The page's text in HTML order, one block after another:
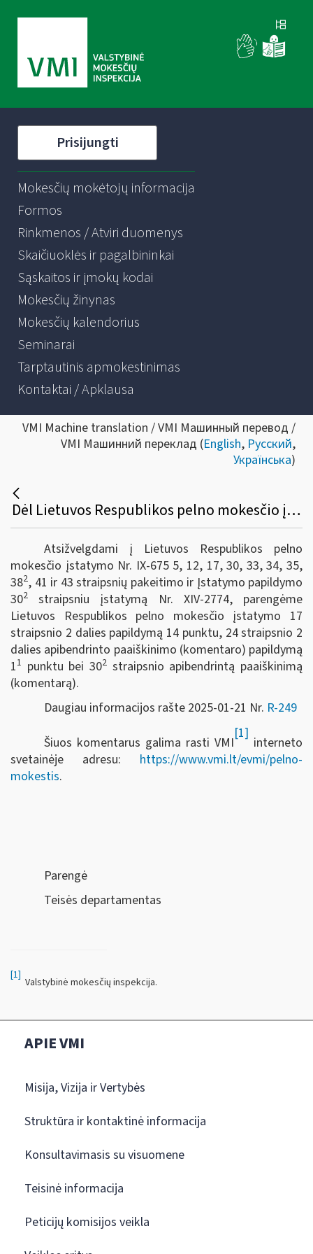
Prisijungti
Mokesčių mokėtojų informacija
Formos
Rinkmenos / Atviri duomenys
Skaičiuoklės ir pagalbininkai
Sąskaitos ir įmokų kodai
Mokesčių žinynas
Mokesčių kalendorius
Seminarai
Tarptautinis apmokestinimas
Kontaktai / Apklausa
VMI Machine translation / VMI Машинный перевод /
VMI Машинний переклад (English, Русский,
Українська)
Dėl Lietuvos Respublikos pelno mokesčio įstatymo 17 straipsnio 2 dalies 14 punkto, 24 straipsnio 2 dalies bei 30-2 straipsnio apibendrintų paaiškinimų (komentarų) pakeitimų
Atsižvelgdami į Lietuvos Respublikos pelno
mokesčio įstatymo Nr. IX-675 5, 12, 17, 30, 33, 34, 35,
382, 41 ir 43 straipsnių pakeitimo ir Įstatymo papildymo
302
straipsniu įstatymą Nr. XIV-2774, parengėme
Lietuvos Respublikos pelno mokesčio įstatymo 17
straipsnio 2 dalies papildymą 14 punktu, 24 straipsnio 2
dalies apibendrinto paaiškinimo (komentaro) papildymą
11 punktu bei 302 straipsnio apibendrintą paaiškinimą
(komentarą).
Daugiau informacijos rašte 2025-01-21 Nr. R-249
Šiuos komentarus galima rasti VMI
[1]
interneto
svetainėje adresu: https://www.vmi.lt/evmi/pelno-
mokestis.
Parengė
Teisės departamentas
[1]
Valstybinė mokesčių inspekcija.
APIE VMI
Misija, Vizija ir Vertybės
Struktūra ir kontaktinė informacija
Konsultavimasis su visuomene
Teisinė informacija
Peticijų komisijos veikla